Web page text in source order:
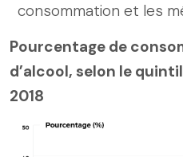
consommation et les
Pourcentage de
d’alcool, selon le
2018